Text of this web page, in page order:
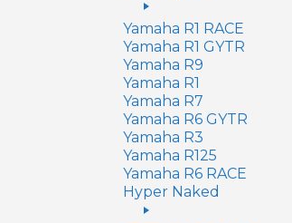
Yamaha R1 RACE
Yamaha R1 GYTR
Yamaha R9
Yamaha R1
Yamaha R7
Yamaha R6 GYTR
Yamaha R3
Yamaha R125
Yamaha R6 RACE
Hyper Naked